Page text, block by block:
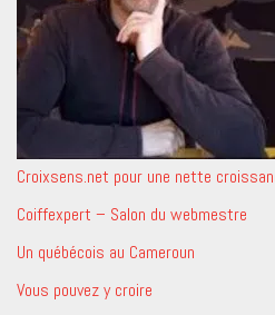
Croixsens.net pour une nette
Coiffexpert – Salon du webmestre
Un québécois au Cameroun
Vous pouvez y croire